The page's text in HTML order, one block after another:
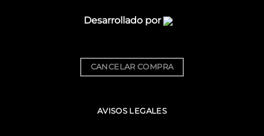
Desarrollado por
CANCELAR COMPRA
AVISOS LEGALES